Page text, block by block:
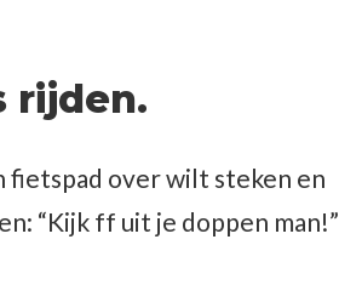
rijden.
fietspad over wilt steken en
“Kijk ff uit je doppen man!”